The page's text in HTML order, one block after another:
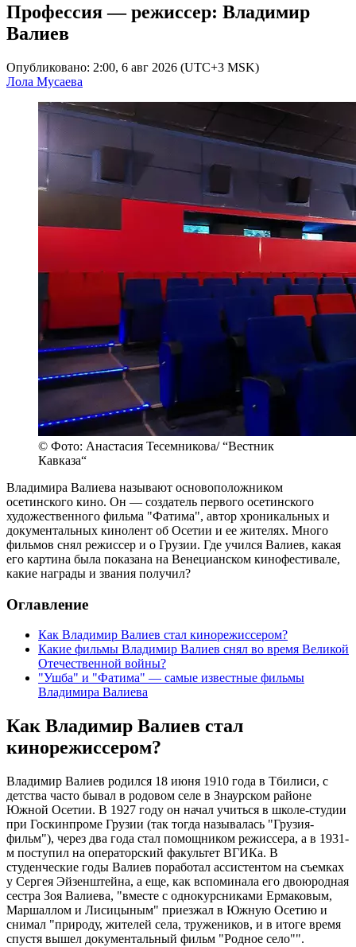
Профессия — режиссер: Владимир
Валиев
Опубликовано: 2:00, 6 авг 2026 (UTC+3 MSK)
Лола Мусаева
© Фото: Анастасия Тесемникова/ “Вестник
Кавказа“
Владимира Валиева называют основоположником
осетинского кино. Он — создатель первого осетинского
художественного фильма "Фатима", автор хроникальных и
документальных кинолент об Осетии и ее жителях. Много
фильмов снял режиссер и о Грузии. Где учился Валиев, какая
его картина была показана на Венецианском кинофестивале,
какие награды и звания получил?
Оглавление
Как Владимир Валиев стал кинорежиссером?
Какие фильмы Владимир Валиев снял во время Великой
Отечественной войны?
"Ушба" и "Фатима" — самые известные фильмы
Владимира Валиева
Как Владимир Валиев стал
кинорежиссером?
Владимир Валиев родился 18 июня 1910 года в Тбилиси, с
детства часто бывал в родовом селе в Знаурском районе
Южной Осетии. В 1927 году он начал учиться в школе-студии
при Госкинпроме Грузии (так тогда называлась "Грузия-
фильм"), через два года стал помощником режиссера, а в 1931-
м поступил на операторский факультет ВГИКа. В
студенческие годы Валиев поработал ассистентом на съемках
у Сергея Эйзенштейна, а еще, как вспоминала его двоюродная
сестра Зоя Валиева, "вместе с однокурсниками Ермаковым,
Маршаллом и Лисицыным" приезжал в Южную Осетию и
снимал "природу, жителей села, тружеников, и в итоге время
спустя вышел документальный фильм "Родное село"".